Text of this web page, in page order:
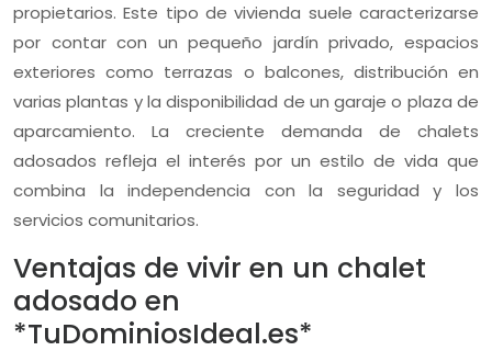
propietarios. Este tipo de vivienda suele caracterizarse
por contar con un pequeño jardín privado, espacios
exteriores como terrazas o balcones, distribución en
varias plantas y la disponibilidad de un garaje o plaza de
aparcamiento. La creciente demanda de chalets
adosados refleja el interés por un estilo de vida que
combina la independencia con la seguridad y los
servicios comunitarios.
Ventajas de vivir en un chalet
adosado en
*TuDominiosIdeal.es*